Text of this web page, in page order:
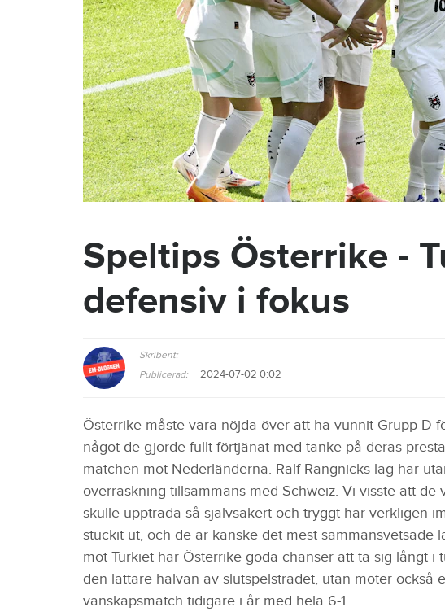
Speltips Österrike -
defensiv i fokus
Skribent:
Publicerad:
2024-07-02 0:02
Österrike måste vara nöjda över att ha vunnit Grupp D
något de gjorde fullt förtjänat med tanke på deras
matchen mot Nederländerna. Ralf Rangnicks lag har
överraskning tillsammans med Schweiz. Vi visste att
skulle uppträda så självsäkert och tryggt har verkligen
stuckit ut, och de är kanske det mest sammansvetsade
mot Turkiet har Österrike goda chanser att ta sig långt
den lättare halvan av slutspelsträdet, utan möter också
vänskapsmatch tidigare i år med hela 6-1.